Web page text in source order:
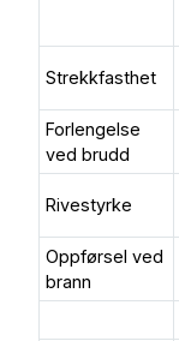
Strekkfasthet
Forlengelse
ved brudd
Rivestyrke
Oppførsel ved
brann